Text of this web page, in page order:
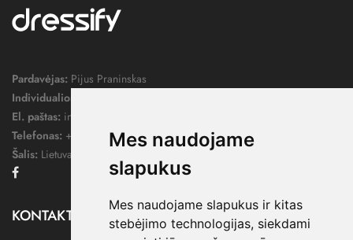
Mes naudojame
slapukus
Mes naudojame slapukus ir kitas
stebėjimo technologijas, siekdami
Pardavėjas: Pijus Praninskas
Individualios veiklos pažymos nr.:
El. paštas: info@dressify.lt
Telefonas: +370 676 78578
Šalis: Lietuva
KONTAKTAI